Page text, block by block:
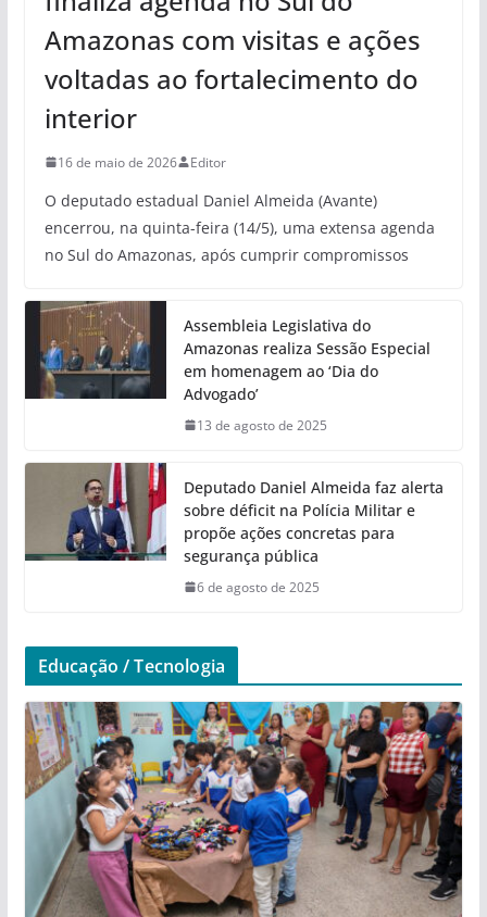
Amazonas com visitas e ações
voltadas ao fortalecimento do
interior
16 de maio de 2026 Editor
O deputado estadual Daniel Almeida (Avante)
encerrou, na quinta-feira (14/5), uma extensa agenda
no Sul do Amazonas, após cumprir compromissos
Assembleia Legislativa do
Amazonas realiza Sessão Especial
em homenagem ao ‘Dia do
Advogado’
13 de agosto de 2025
Deputado Daniel Almeida faz alerta
sobre déficit na Polícia Militar e
propõe ações concretas para
segurança pública
6 de agosto de 2025
Educação / Tecnologia